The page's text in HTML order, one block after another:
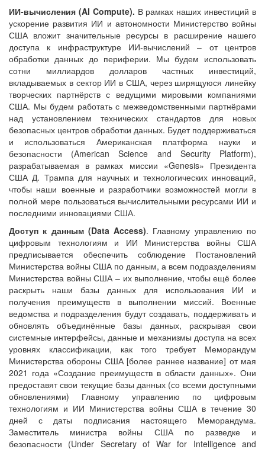
ИИ-вычисления (AI Compute). В рамках наших инвестиций в
ускорение развития ИИ и автономности Министерство войны
США вложит значительные ресурсы в расширение нашего
доступа к инфраструктуре ИИ-вычислений – от центров
обработки данных до периферии. Мы будем использовать
сотни миллиардов долларов частных инвестиций,
вкладываемых в сектор ИИ в США, через ширящуюся линейку
творческих партнёрств с ведущими мировыми компаниями
США. Мы будем работать с межведомственными партнёрами
над установлением технических стандартов для новых
безопасных центров обработки данных. Будет поддерживаться
и использоваться Американская платформа науки и
безопасности (American Science and Security Platform),
разрабатываемая в рамках миссии «Genesis» Президента
США Д. Трампа для научных и технологических инноваций,
чтобы наши военные и разработчики возможностей могли в
полной мере пользоваться вычислительными ресурсами ИИ и
последними инновациями США.
Доступ к данным (Data Access). Главному управлению по
цифровым технологиям и ИИ Министерства войны США
предписывается обеспечить соблюдение Постановлений
Министерства войны США по данным, а всем подразделениям
Министерства войны США – их выполнение, чтобы ещё более
раскрыть наши базы данных для использования ИИ и
получения преимуществ в выполнении миссий. Военные
ведомства и подразделения будут создавать, поддерживать и
обновлять объединённые базы данных, раскрывая свои
системные интерфейсы, данные и механизмы доступа на всех
уровнях классификации, как того требует Меморандум
Министерства обороны США [более раннее название] от мая
2021 года «Создание преимуществ в области данных». Они
предоставят свои текущие базы данных (со всеми доступными
обновлениями) Главному управлению по цифровым
технологиям и ИИ Министерства войны США в течение 30
дней с даты подписания настоящего Меморандума.
Заместитель министра войны США по разведке и
безопасности (Under Secretary of War for Intelligence and